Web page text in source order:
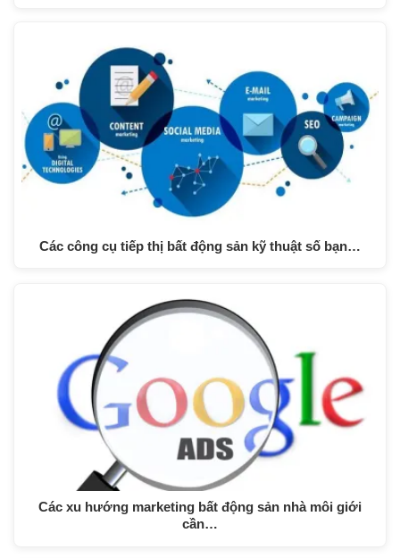
Các công cụ tiếp thị bất động sản kỹ thuật số bạn…
Các xu hướng marketing bất động sản nhà môi giới
cần…